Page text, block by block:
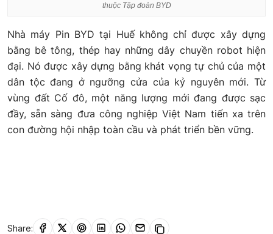
thuộc Tập đoàn BYD
Nhà máy Pin BYD tại Huế không chỉ được xây dựng
bằng bê tông, thép hay những dây chuyền robot hiện
đại. Nó được xây dựng bằng khát vọng tự chủ của một
dân tộc đang ở ngưỡng cửa của kỷ nguyên mới. Từ
vùng đất Cố đô, một năng lượng mới đang được sạc
đầy, sẵn sàng đưa công nghiệp Việt Nam tiến xa trên
con đường hội nhập toàn cầu và phát triển bền vững.
Share: